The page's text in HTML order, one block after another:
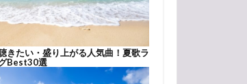
きたい・盛り上がる人気曲！夏歌ラ
Best30選